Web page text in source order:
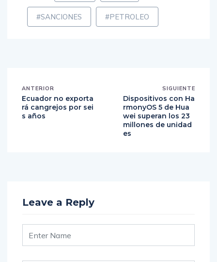
#SANCIONES #PETROLEO
ANTERIOR
Ecuador no exporta
rá cangrejos por sei
s años
SIGUIENTE
Dispositivos con Ha
rmonyOS 5 de Hua
wei superan los 23
millones de unidad
es
Leave a Reply